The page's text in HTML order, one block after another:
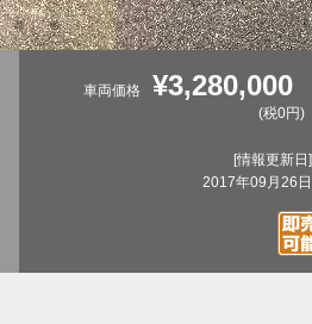
車両価格 ¥3,280,000
(税0円)
[情報更新日]
2017年09月26日